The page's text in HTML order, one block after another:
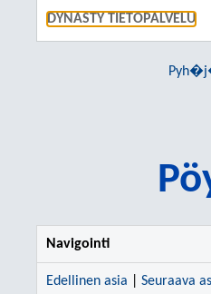
DYNASTY TIETOPALVELU
Navigointi
Edellinen asia Seuraava